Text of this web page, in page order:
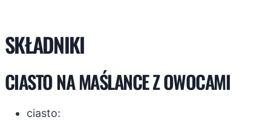
SKŁADNIKI
CIASTO NA MAŚLANCE Z OWOCAMI
ciasto: